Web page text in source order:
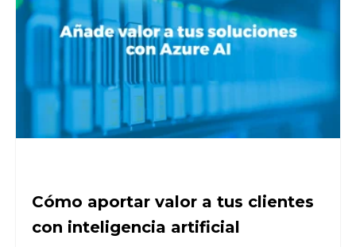
Cómo aportar valor a tus clientes
con inteligencia artificial